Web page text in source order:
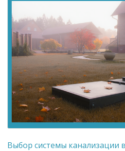
Выбор системы канализации